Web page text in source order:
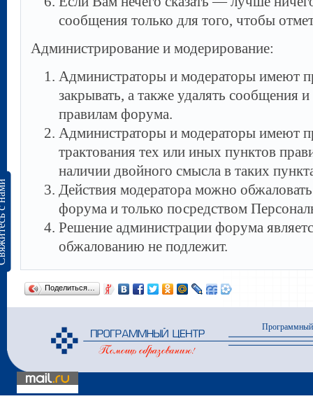
нами
сообщения только для того, чтобы
Администрирование и модерирование:
Администраторы и модераторы имеют
закрывать, а также удалять сообщения
правилам форума.
Администраторы и модераторы имеют
трактования тех или иных пунктов
наличии двойного смысла в таких
Действия модератора можно
форума и только посредством
Решение администрации форума
обжалованию не подлежит.
Поделиться…